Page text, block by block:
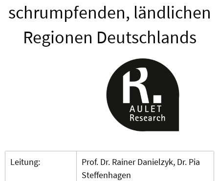
schrumpfenden, ländlichen
Regionen Deutschlands
Leitung:
Prof. Dr. Rainer Danielzyk, Dr. Pia
Steffenhagen